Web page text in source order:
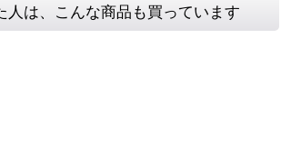
人は、こんな商品も買っています